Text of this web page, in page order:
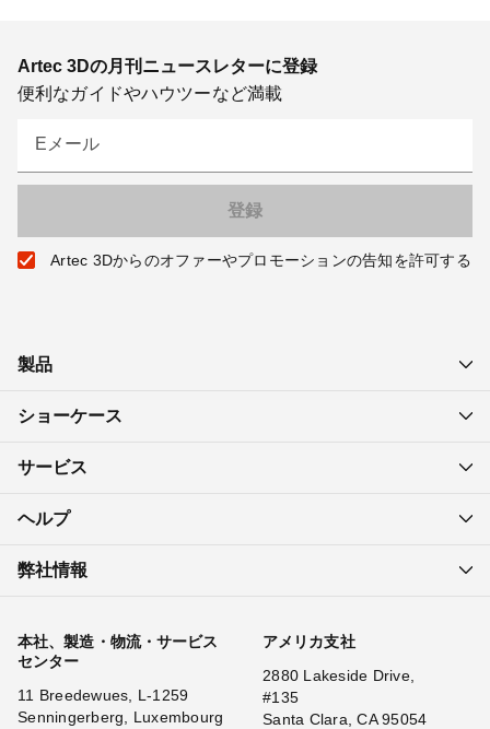
Artec 3Dの月刊ニュースレターに登録
便利なガイドやハウツーなど満載
Eメール
Artec 3Dからのオファーやプロモーションの告知を許可する
製品
ショーケース
サービス
ヘルプ
弊社情報
本社、製造・物流・サービス
センター
11 Breedewues, L-1259
Senningerberg, Luxembourg
アメリカ支社
2880 Lakeside Drive,
#135
Santa Clara, CA 95054